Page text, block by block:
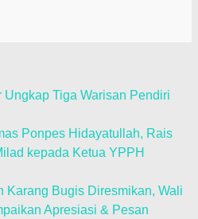
Ungkap Tiga Warisan Pendiri
Ponpes Hidayatullah, Rais
kepada Ketua YPPH
Karang Bugis Diresmikan, Wali
Apresiasi & Pesan